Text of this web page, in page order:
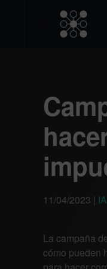
11/04/2023 | IA
La campaña
cómo pueden